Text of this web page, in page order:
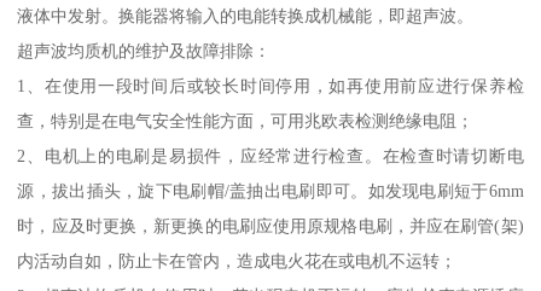
液体中发射。换能器将输入的电能转换成机械能，即超声波。
超声波均质机的维护及故障排除：
1、在使用一段时间后或较长时间停用，如再使用前应进行保养检
查，特别是在电气安全性能方面，可用兆欧表检测绝缘电阻；
2、电机上的电刷是易损件，应经常进行检查。在检查时请切断电
源，拔出插头，旋下电刷帽/盖抽出电刷即可。如发现电刷短于6mm
时，应及时更换，新更换的电刷应使用原规格电刷，并应在刷管(架)
内活动自如，防止卡在管内，造成电火花在或电机不运转；